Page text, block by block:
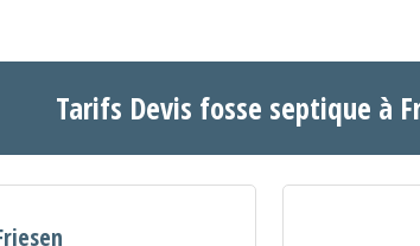
Tarifs Devis fosse septique à